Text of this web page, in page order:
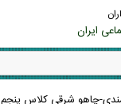
ایران
چاهو شرقی کلاس پنجم